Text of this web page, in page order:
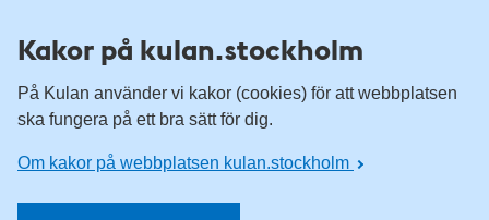
Kakor på kulan.stockholm
På Kulan använder vi kakor (cookies) för att webbplatsen
ska fungera på ett bra sätt för dig.
Om kakor på webbplatsen kulan.stockholm